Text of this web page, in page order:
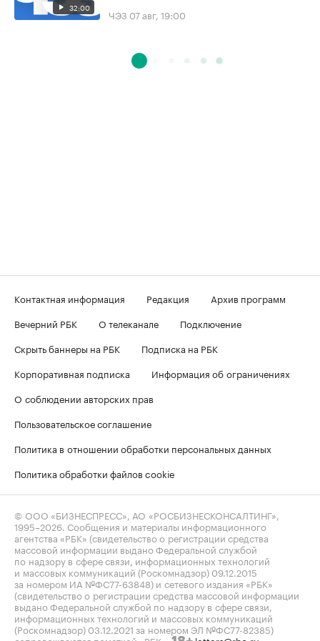
32:00 ЧЭЗ 07 авг, 19:00
Контактная информация Редакция
Архив программ
Вечерний РБК
О телеканале
Подключение
Скрыть баннеры на РБК
Подписка на РБК
Корпоративная подписка
Информация об ограничениях
О соблюдении авторских прав
Пользовательское соглашение
Политика в отношении обработки персональных данных
Политика обработки файлов cookie
© ООО «БИЗНЕСПРЕСС», АО «РОСБИЗНЕСКОНСАЛТИНГ»,
1995–2026 . Сообщения и материалы информационного
агентства «РБК» (свидетельство о регистрации средства
массовой информации выдано Федеральной службой
по надзору в сфере связи, информационных технологий
и массовых коммуникаций (Роскомнадзор) 09.12.2015
за номером ИА №ФС77-63848) и сетевого издания «РБК»
(свидетельство о регистрации средства массовой информации
выдано Федеральной службой по надзору в сфере связи,
информационных технологий и массовых коммуникаций
(Роскомнадзор) 03.12.2021 за номером ЭЛ №ФС77-82385)